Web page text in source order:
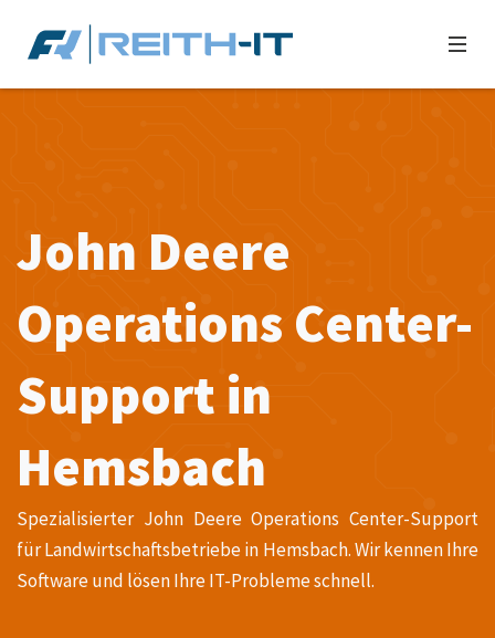
John Deere
Operations Center-
Support in
Hemsbach
Spezialisierter John Deere Operations Center-Support
für Landwirtschaftsbetriebe in Hemsbach. Wir kennen Ihre
Software und lösen Ihre IT-Probleme schnell.